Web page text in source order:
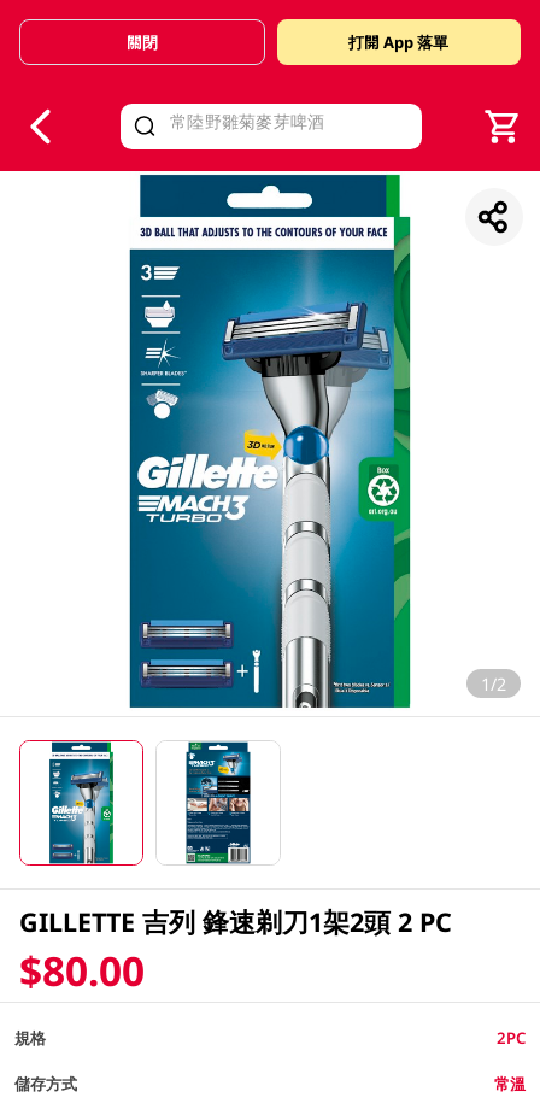
Valid Until 30 June 2026
關閉 打開 App 落單
1/2
GILLETTE 吉列 鋒速剃刀1架2頭 2 PC
$80.00
規格 2PC
儲存方式 常溫